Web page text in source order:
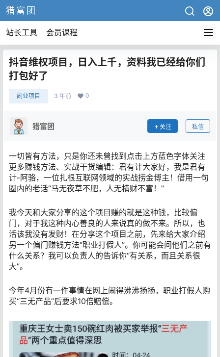
猎富团
站长工具 会员课程
抖音维权项目，日入上千，资料我已经给你们
打包好了
副业项目 3 年前 0
猎富团 关注 私信
一切皆有方法，只是你还未曾找到点击上方蓝色字体关注
更多赚钱方法、实战干货编辑：君有计大家好，我是君有
计-阿骆，一位扎根互联网领域的实战捞金博主！借用一句
圈内的老话“马无夜草不肥，人无横财不富！”
我今天和大家分享的这个项目赚的就是这种钱，比较偏
门，对于我这种内心善良的人来说真的做不来。所以，也
活该我没有发财！在分享这个项目之前，先来给大家介绍
另一个偏门赚钱方法“职业打假人”。你可能会问他们之前有
什么关系？我可以负责人的告诉你“有关系，而且关系很
大”。
今年4月份有一件事情在网上闹得沸沸扬扬，职业打假人购
买“三无产品”后要求10倍赔偿。